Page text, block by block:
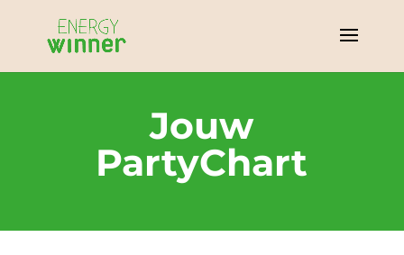
Jouw
PartyChart